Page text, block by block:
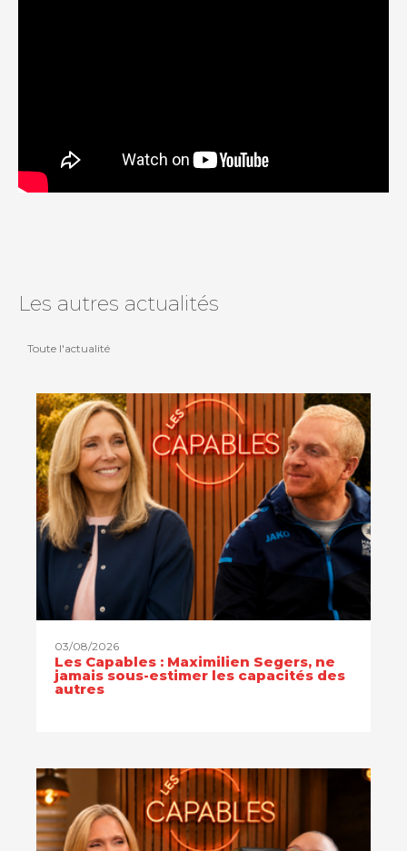
Les autres actualités
Toute l'actualité
03/08/2026
Les Capables : Maximilien Segers, ne
jamais sous-estimer les capacités des
autres